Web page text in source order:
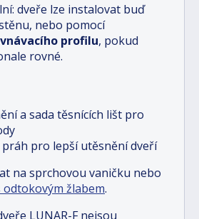
dveře lze instalovat buď
nebo pomocí
profilu, pokud
rovné.
a sada těsnících lišt pro
pro lepší utěsnění dveří
na sprchovou vaničku nebo
odtokovým žlabem.
LUNAR-F nejsou